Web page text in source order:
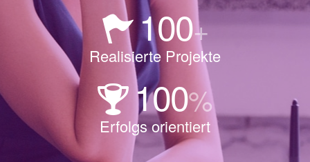
100+
Realisierte Projekte
100%
Erfolgs orientiert